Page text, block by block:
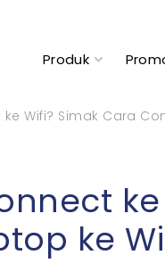
Produk
Wifi? Simak Cara
ke